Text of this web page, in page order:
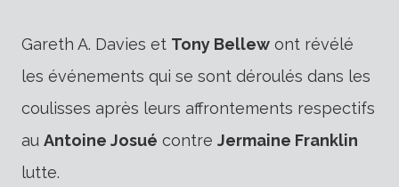
Gareth A. Davies et Tony Bellew ont révélé
les événements qui se sont déroulés dans les
coulisses après leurs affrontements respectifs
au Antoine Josué contre Jermaine Franklin
lutte.